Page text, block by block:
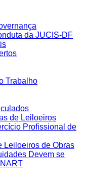
da JUCIS-DF
Trabalho
de Leiloeiros
Profissional de
Leiloeiros de Obras
Devem se